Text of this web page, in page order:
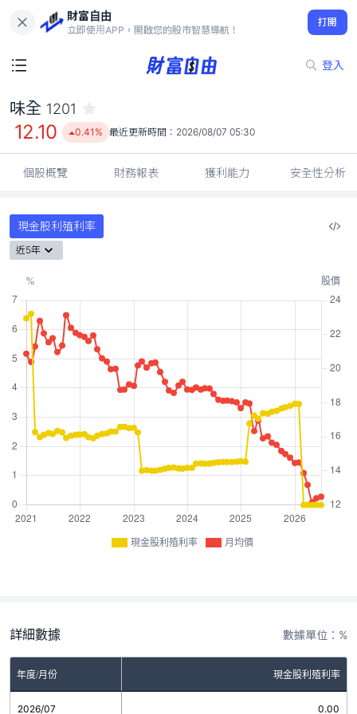
財富自由
立即使用APP，開啟您的股市智慧導航！
打開
登入
12.10
0.41%
味全 1201
12.10 0.41% 最近更新時間： 2026/08/07 05:30
個股概覽 財務報表 獲利能力 安全性分析
現金股利殖利率
近5年
現金股利殖利率 月均價
詳細數據 數據單位：%
年度/月份 現金股利殖利率
2026/07 0.00